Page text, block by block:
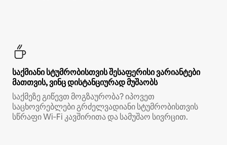
საქმიანი სტუმრობისთვის შესაფერისი ვარიანტები
მათთვის, ვინც დისტანციურად მუშაობს
საქმეზე გიწევთ მოგზაურობა? იპოვეთ
საცხოვრებლები გრძელვადიანი სტუმრობისთვის
სწრაფი Wi‑Fi კავშირითა და სამუშაო სივრცით.